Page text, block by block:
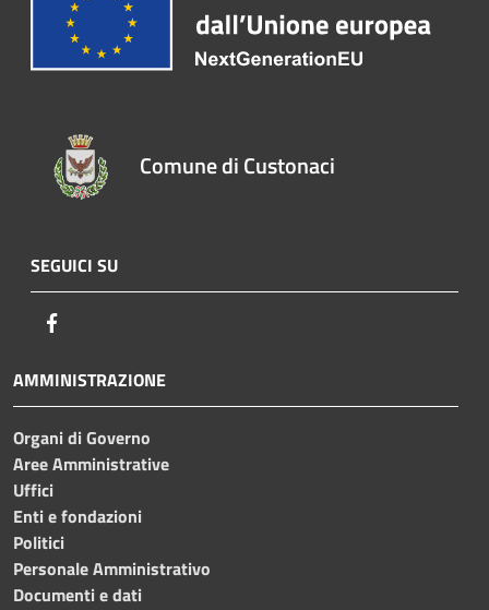
Comune di Custonaci
SEGUICI SU
AMMINISTRAZIONE
Organi di Governo
Aree Amministrative
Uffici
Enti e fondazioni
Politici
Personale Amministrativo
Documenti e dati